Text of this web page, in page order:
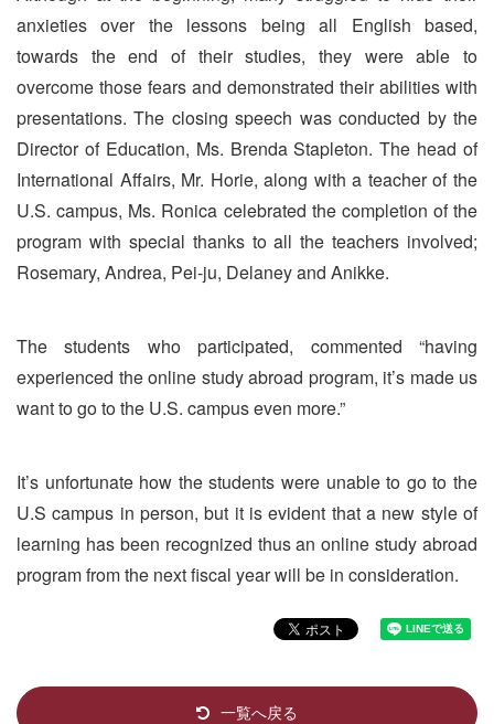
anxieties over the lessons being all English based,
towards the end of their studies, they were able to
overcome those fears and demonstrated their abilities with
presentations. The closing speech was conducted by the
Director of Education, Ms. Brenda Stapleton. The head of
International Affairs, Mr. Horie, along with a teacher of the
U.S. campus, Ms. Ronica celebrated the completion of the
program with special thanks to all the teachers involved;
Rosemary, Andrea, Pei-ju, Delaney and Anikke.
The students who participated, commented “having
experienced the online study abroad program, it’s made us
want to go to the U.S. campus even more.”
It’s unfortunate how the students were unable to go to the
U.S campus in person, but it is evident that a new style of
learning has been recognized thus an online study abroad
program from the next fiscal year will be in consideration.
一覧へ戻る